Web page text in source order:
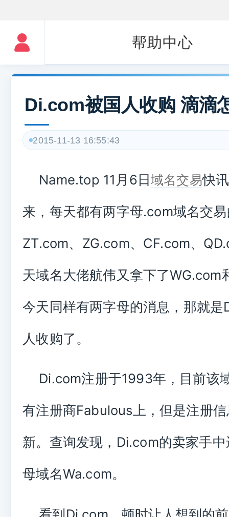
帮助中心
Di.com被国人收购 滴滴
2015-11-13 16:55:43
Name.top 11月6日域名交易快
来，每天都有两字母.com域名交
ZT.com、ZG.com、CF.com、
天域名大佬航伟又拿下了WG.com
今天同样有两字母的消息，那就是
人收购了。
Di.com注册于1993年，目前该
有注册商Fabulous上，但是注册
新。查询发现，Di.com的卖家手
母域名Wa.com。